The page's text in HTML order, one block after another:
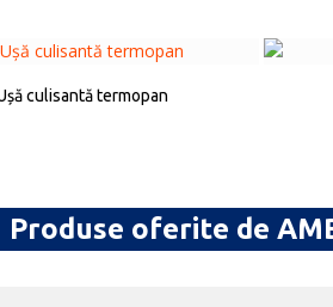
culisantă termopan
Produse oferite de